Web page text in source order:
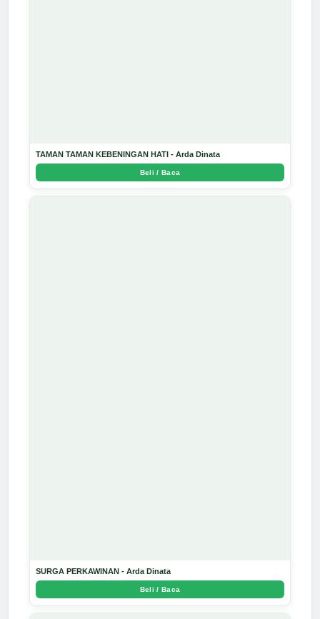
TAMAN TAMAN KEBENINGAN HATI - Arda Dinata
Beli / Baca
SURGA PERKAWINAN - Arda Dinata
Beli / Baca